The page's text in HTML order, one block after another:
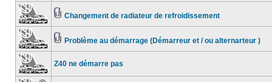
Changement de radiateur de refroidissement
Problème au démarrage (Démarreur et / ou alternarteur )
Z40 ne démarre pas